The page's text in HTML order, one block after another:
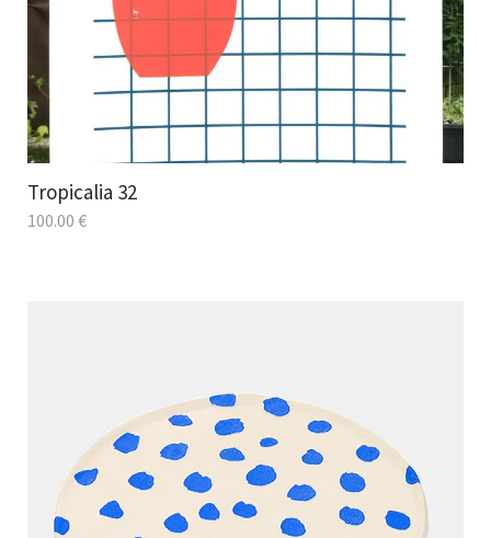
Tropicalia 32
100.00 €